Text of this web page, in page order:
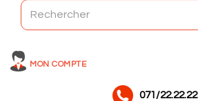
MON COMPTE
071/22.22.22